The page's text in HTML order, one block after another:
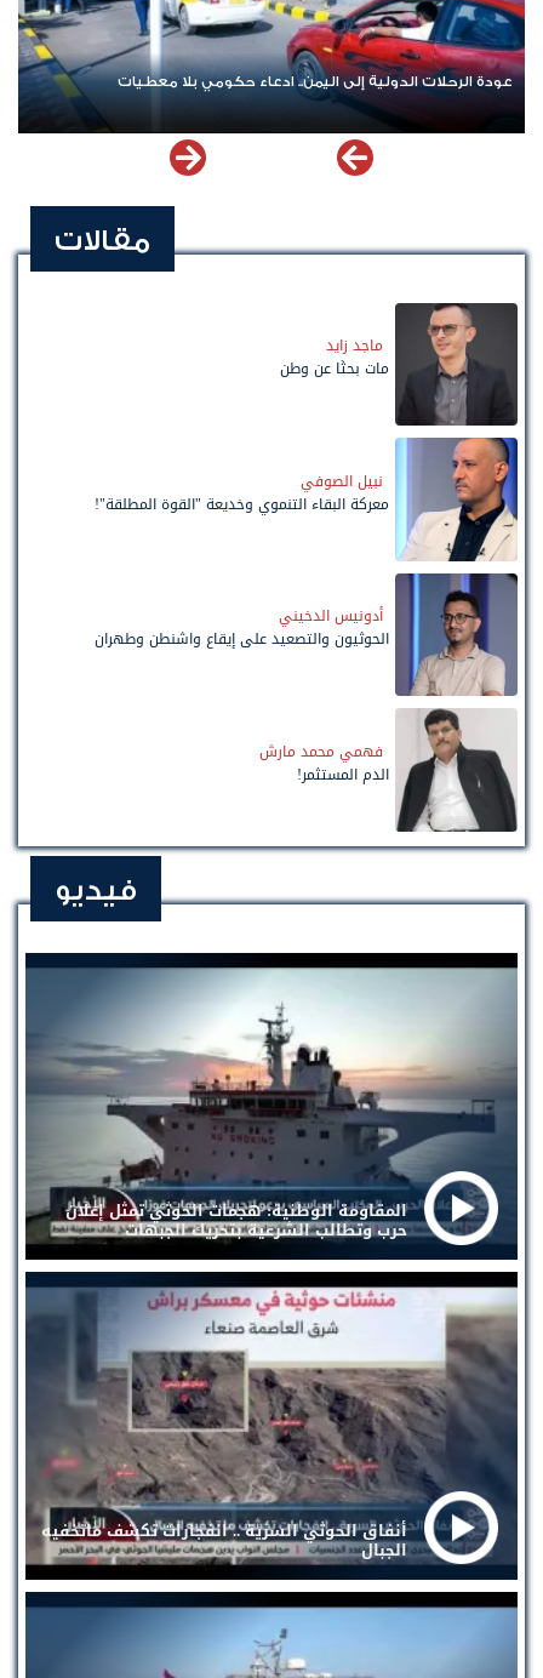
عودة الرحلات الدولية إلى اليمن.. ادعاء حكومي بلا معطيات
مقالات
ماجد زايد
مات بحثًا عن وطن
نبيل الصوفي
معركة البقاء التنموي وخديعة "القوة المطلقة"!
أدونيس الدخيني
الحوثيون والتصعيد على إيقاع واشنطن وطهران
فهمي محمد مارش
الدم المستثمر!
فيديو
المقاومة الوطنية: هجمات الحوثي تمثل إعلان
حرب وتطالب الشرعية بتحريك الجبهات
أنفاق الحوثي السرية .. انفجارات تكشف ماتخفيه
الجبال